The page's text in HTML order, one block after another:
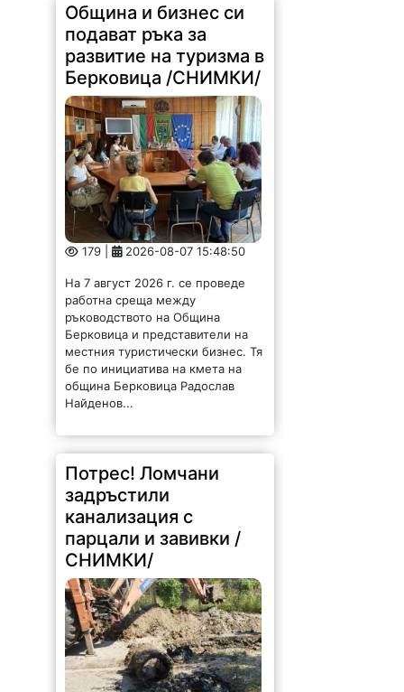
Община и бизнес си
подават ръка за
развитие на туризма в
Берковица /СНИМКИ/
179 | 2026-08-07 15:48:50
На 7 август 2026 г. се проведе
работна среща между
ръководството на Община
Берковица и представители на
местния туристически бизнес. Тя
бе по инициатива на кмета на
община Берковица Радослав
Найденов...
Потрес! Ломчани
задръстили
канализация с
парцали и завивки /
СНИМКИ/